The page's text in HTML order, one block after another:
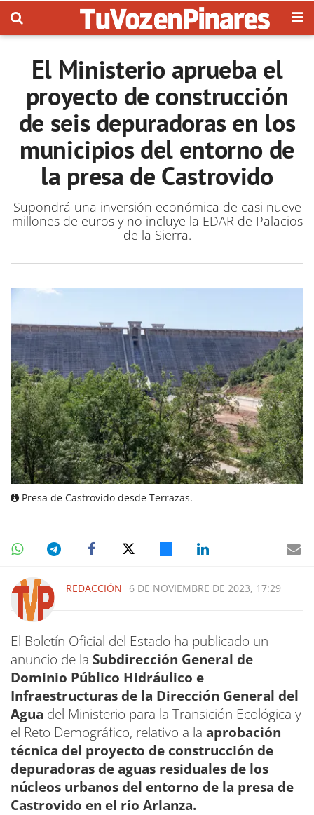
El Ministerio aprueba el
proyecto de construcción
de seis depuradoras en los
municipios del entorno de
la presa de Castrovido
Supondrá una inversión económica de casi nueve
millones de euros y no incluye la EDAR de Palacios
de la Sierra.
Presa de Castrovido desde Terrazas.
REDACCIÓN 6 DE NOVIEMBRE DE 2023, 17:29
El Boletín Oficial del Estado ha publicado un
anuncio de la Subdirección General de
Dominio Público Hidráulico e
Infraestructuras de la Dirección General del
Agua del Ministerio para la Transición Ecológica y
el Reto Demográfico, relativo a la aprobación
técnica del proyecto de construcción de
depuradoras de aguas residuales de los
núcleos urbanos del entorno de la presa de
Castrovido en el río Arlanza.